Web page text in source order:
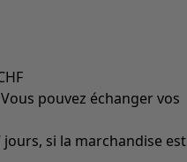
pouvez échanger vos
jours, si la marchandise est